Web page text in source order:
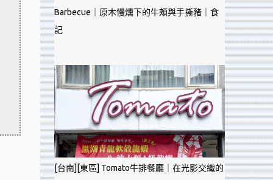
Barbecue｜原木慢燻下的牛頰與手撕豬｜食
記
[台南][東區] Tomato牛排餐廳｜在光影交織的